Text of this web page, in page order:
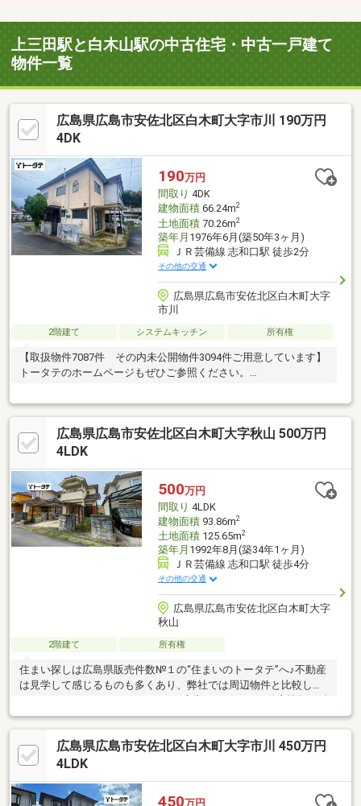
上三田駅と白木山駅の中古住宅・中古一戸建て
物件一覧
広島県広島市安佐北区白木町大字市川 190万円
4DK
190万円
間取り 4DK
建物面積66.24m2
土地面積70.26m2
築年月 1976年6月(築50年3ヶ月)
ＪＲ芸備線 志和口駅 徒歩2分
その他の交通
広島県広島市安佐北区白木町大字
市川
2階建て システムキッチン 所有権
【取扱物件7087件 その内未公開物件3094件ご用意しています】
トータテのホームページもぜひご参照ください。
広島県広島市安佐北区白木町大字秋山 500万円
4LDK
500万円
間取り 4LDK
建物面積93.86m2
土地面積125.65m2
築年月 1992年8月(築34年1ヶ月)
ＪＲ芸備線 志和口駅 徒歩4分
その他の交通
広島県広島市安佐北区白木町大字
秋山
2階建て 所有権
住まい探しは広島県販売件数№１の“住まいのトータテ”へ♪不動産
は見学して感じるものも多くあり、弊社では周辺物件と比較して
ど取扱いできますので一緒にご見学も大歓迎です♪※4ＬＤＫ ※カ
ーポート付き駐車2台可※ＪＲ志和口駅徒歩4分 ※スーパーも徒歩
6分※閑静な住宅地 ※リノベーション向き物件
広島県広島市安佐北区白木町大字市川 450万円
4LDK
450万円